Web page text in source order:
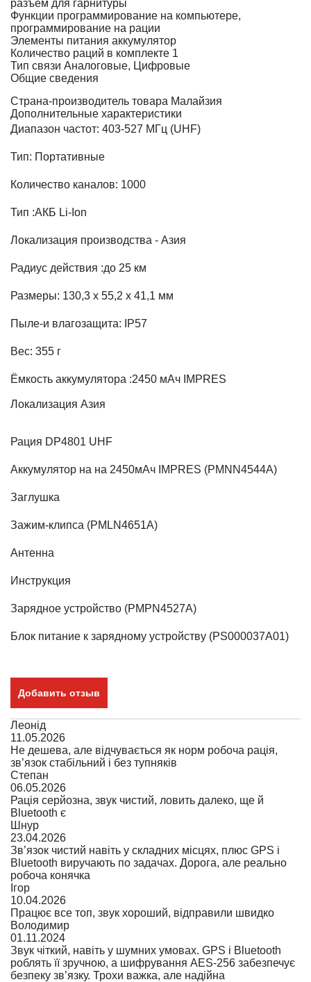
разъем для гарнитуры
Функции программирование на компьютере,
программирование на рации
Элементы питания аккумулятор
Количество раций в комплекте 1
Тип связи Аналоговые, Цифровые
Общие сведения
Страна-производитель товара Малайзия
Дополнительные характеристики
Диапазон частот: 403-527 МГц (UHF)
Тип: Портативные
Количество каналов: 1000
Тип :АКБ Li-Ion
Локализация производства - Азия
Радиус действия :до 25 км
Размеры: 130,3 x 55,2 x 41,1 мм
Пыле-и влагозащита: IP57
Вес: 355 г
Ёмкость аккумулятора :2450 мАч IMPRES
Локализация Азия
Рация DP4801 UHF
Аккумулятор на на 2450мАч IMPRES (PMNN4544A)
Заглушка
Зажим-клипса (PMLN4651A)
Антенна
Инструкция
Зарядное устройство (PMPN4527A)
Блок питание к зарядному устройству (PS000037A01)
Добавить отзыв
Леонід
11.05.2026
Не дешева, але відчувається як норм робоча рація,
зв’язок стабільний і без тупняків
Степан
06.05.2026
Рація серйозна, звук чистий, ловить далеко, ще й
Bluetooth є
Шнур
23.04.2026
Зв’язок чистий навіть у складних місцях, плюс GPS і
Bluetooth виручають по задачах. Дорога, але реально
робоча конячка
Ігор
10.04.2026
Працює все топ, звук хороший, відправили швидко
Володимир
01.11.2024
Звук чіткий, навіть у шумних умовах. GPS і Bluetooth
роблять її зручною, а шифрування AES-256 забезпечує
безпеку зв’язку. Трохи важка, але надійна